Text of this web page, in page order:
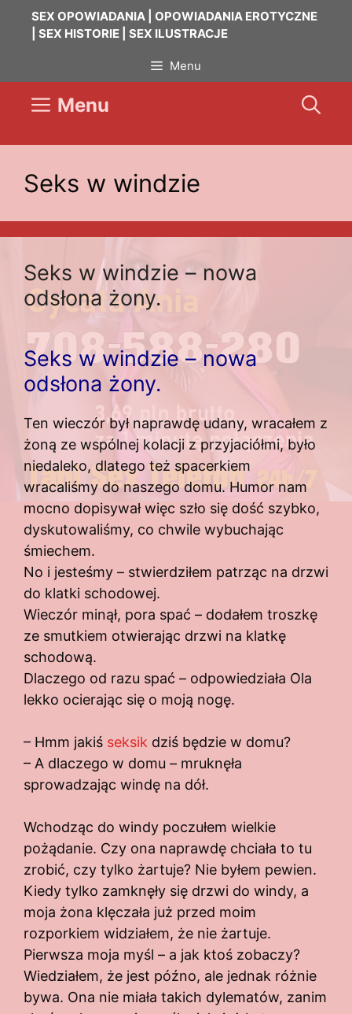
PrzejdźSEX OPOWIADANIA | OPOWIADANIA EROTYCZNE
| SEX HISTORIE | SEX ILUSTRACJE
Menu
Menu
Seks w windzie
Seks w windzie – nowa
odsłona żony.
Seks w windzie – nowa
odsłona żony.
Ten wieczór był naprawdę udany, wracałem z
żoną ze wspólnej kolacji z przyjaciółmi, było
niedaleko, dlatego też spacerkiem
wracaliśmy do naszego domu. Humor nam
mocno dopisywał więc szło się dość szybko,
dyskutowaliśmy, co chwile wybuchając
śmiechem.
No i jesteśmy – stwierdziłem patrząc na drzwi
do klatki schodowej.
Wieczór minął, pora spać – dodałem troszkę
ze smutkiem otwierając drzwi na klatkę
schodową.
Dlaczego od razu spać – odpowiedziała Ola
lekko ocierając się o moją nogę.
– Hmm jakiś seksik dziś będzie w domu?
– A dlaczego w domu – mruknęła
sprowadzając windę na dół.
Wchodząc do windy poczułem wielkie
pożądanie. Czy ona naprawdę chciała to tu
zrobić, czy tylko żartuje? Nie byłem pewien.
Kiedy tylko zamknęły się drzwi do windy, a
moja żona klęczała już przed moim
rozporkiem widziałem, że nie żartuje.
Pierwsza moja myśl – a jak ktoś zobaczy?
Wiedziałem, że jest późno, ale jednak różnie
bywa. Ona nie miała takich dylematów, zanim